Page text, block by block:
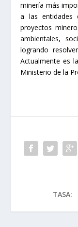
minería más
a las entidades
proyectos
ambientales,
logrando
Actualmente es
Ministerio de la
TASA: